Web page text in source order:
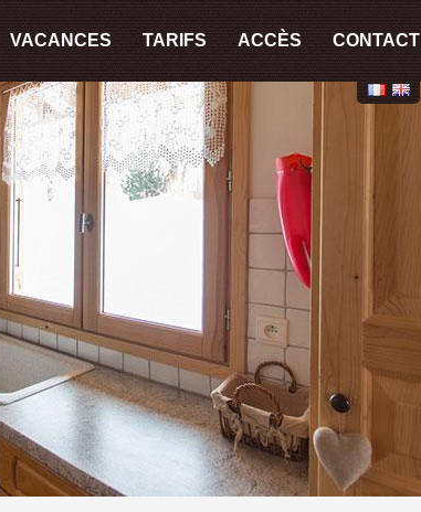
VACANCES TARIFS ACCÈS CONTACT